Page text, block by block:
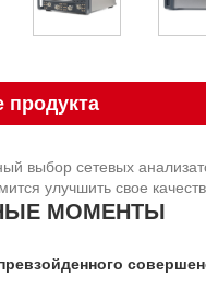
продукта
выбор сетевых
улучшить свое
МОМЕНТЫ